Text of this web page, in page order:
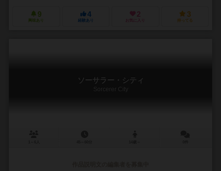
9
興味あり
4
経験あり
2
お気に入り
3
持ってる
ソーサラー・シティ
Sorcerer City